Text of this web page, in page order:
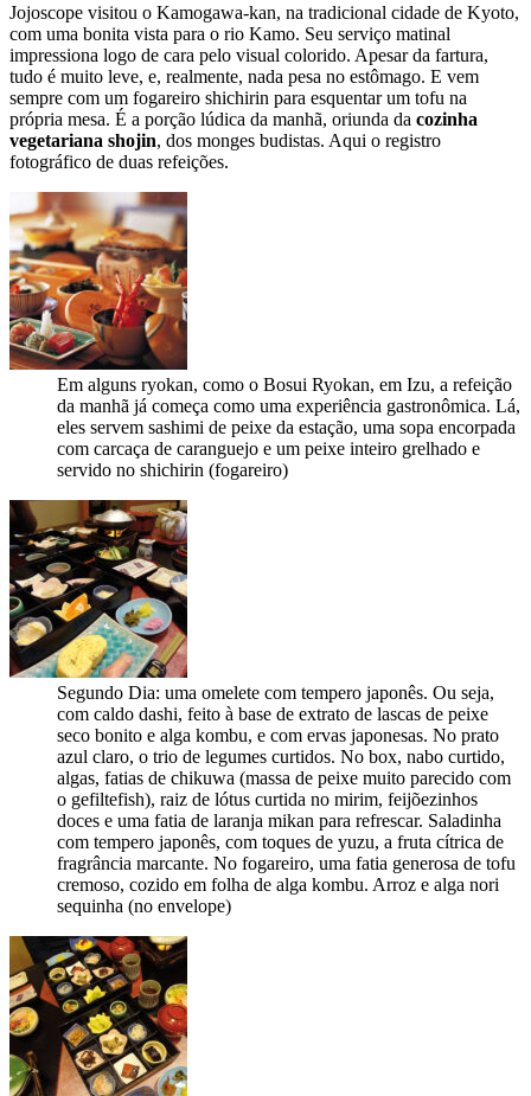
Jojoscope visitou o Kamogawa-kan, na tradicional cidade de Kyoto,
com uma bonita vista para o rio Kamo. Seu serviço matinal
impressiona logo de cara pelo visual colorido. Apesar da fartura,
tudo é muito leve, e, realmente, nada pesa no estômago. E vem
sempre com um fogareiro shichirin para esquentar um tofu na
própria mesa. É a porção lúdica da manhã, oriunda da cozinha
vegetariana shojin, dos monges budistas. Aqui o registro
fotográfico de duas refeições.
Em alguns ryokan, como o Bosui Ryokan, em Izu, a refeição
da manhã já começa como uma experiência gastronômica. Lá,
eles servem sashimi de peixe da estação, uma sopa encorpada
com carcaça de caranguejo e um peixe inteiro grelhado e
servido no shichirin (fogareiro)
Segundo Dia: uma omelete com tempero japonês. Ou seja,
com caldo dashi, feito à base de extrato de lascas de peixe
seco bonito e alga kombu, e com ervas japonesas. No prato
azul claro, o trio de legumes curtidos. No box, nabo curtido,
algas, fatias de chikuwa (massa de peixe muito parecido com
o gefiltefish), raiz de lótus curtida no mirim, feijõezinhos
doces e uma fatia de laranja mikan para refrescar. Saladinha
com tempero japonês, com toques de yuzu, a fruta cítrica de
fragrância marcante. No fogareiro, uma fatia generosa de tofu
cremoso, cozido em folha de alga kombu. Arroz e alga nori
sequinha (no envelope)